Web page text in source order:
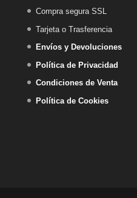
Compra segura SSL
Tarjeta o Trasferencia
Envíos y Devoluciones
Política de Privacidad
Condiciones de Venta
Política de Cookies